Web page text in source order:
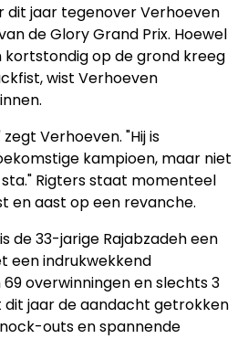
dit jaar tegenover Verhoeven
de Glory Grand Prix. Hoewel
kortstondig op de grond kreeg
wist Verhoeven
Verhoeven. "Hij is
kampioen, maar niet
Rigters staat momenteel
en aast op een revanche.
de 33-jarige Rajabzadeh een
een indrukwekkend
overwinningen en slechts 3
dit jaar de aandacht getrokken
outs en spannende